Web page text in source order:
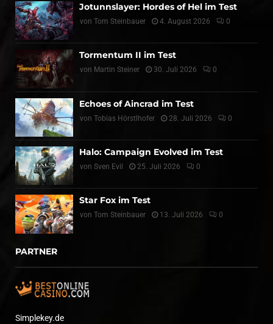
Jotunnslayer: Hordes of Hel im Test
von Tom Steinbauer 4. August 2026 0
Tormentum II im Test
von Martin Steiner 30. Juli 2026 0
Echoes of Aincrad im Test
von Tobias Hörstlhofer 28. Juli 2026 0
Halo: Campaign Evolved im Test
von Sven Evil 25. Juli 2026 0
Star Fox im Test
von Tom Steinbauer 13. Juli 2026 0
PARTNER
Simplekey.de